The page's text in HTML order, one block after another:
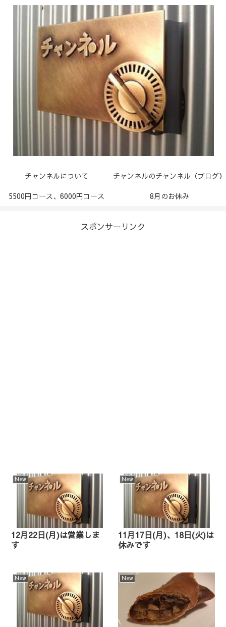
チャンネルについて
チャンネルのチャンネル（ブログ）
5500円コース、6000円コース
8月のお休み
スポンサーリンク
New
12月22日(月)は営業しま
す
New
11月17日(月)、18日(火)は
休みです
New New